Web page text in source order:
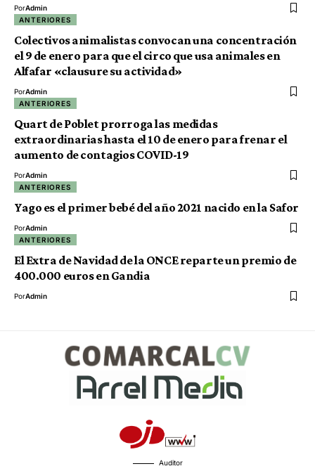
PorAdmin
ANTERIORES
Colectivos animalistas convocan una concentración
el 9 de enero para que el circo que usa animales en
Alfafar «clausure su actividad»
PorAdmin
ANTERIORES
Quart de Poblet prorroga las medidas
extraordinarias hasta el 10 de enero para frenar el
aumento de contagios COVID-19
PorAdmin
ANTERIORES
Yago es el primer bebé del año 2021 nacido en la Safor
PorAdmin
ANTERIORES
El Extra de Navidad de la ONCE reparte un premio de
400.000 euros en Gandia
PorAdmin
Auditor